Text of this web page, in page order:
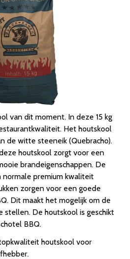
van dit moment. In deze 15 kg
Het houtskool
de witte steeneik (Quebracho).
houtskool zorgt voor een
brandeigenschappen. De
normale premium kwaliteit
zorgen voor een goede
Dit maakt het mogelijk om de
stellen. De houtskool is geschikt
BBQ.
houtskool voor